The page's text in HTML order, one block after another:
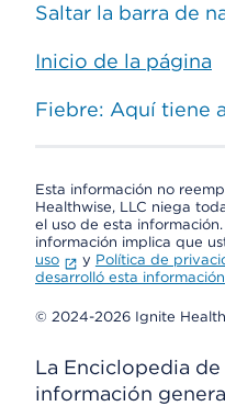
Saltar la barra de
Inicio de la página
Fiebre: Aquí tiene
Esta información no
Healthwise, LLC niega
el uso de esta
información implica que
uso
y Política de
desarrolló esta información
© 2024-2026 Ignite
La Enciclopedia
información